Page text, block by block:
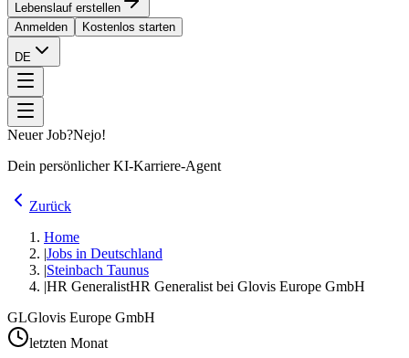
Lebenslauf erstellen
Anmelden
Kostenlos starten
DE
Neuer Job?Nejo!
Dein persönlicher KI-Karriere-Agent
Zurück
Home
|Jobs in Deutschland
|Steinbach Taunus
|HR GeneralistHR Generalist bei Glovis Europe GmbH
GLGlovis Europe GmbH
letzten Monat